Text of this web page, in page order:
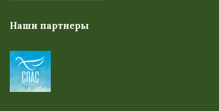
Наши партнеры